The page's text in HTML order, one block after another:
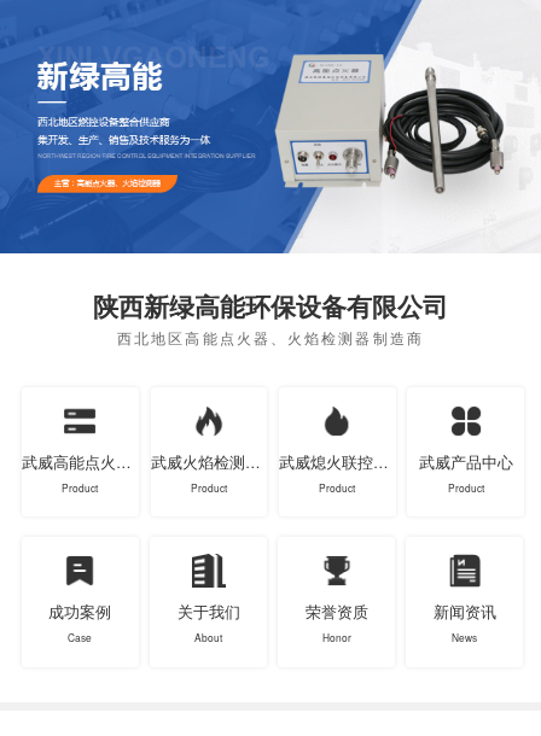
陕西新绿高能环保设备有限公司
西北地区高能点火器、火焰检测器制造商
武威高能点火器系列
Product
武威火焰检测器系列
Product
武威熄火联控装置系列
Product
武威产品中心
Product
成功案例
Case
关于我们
About
荣誉资质
Honor
新闻资讯
News